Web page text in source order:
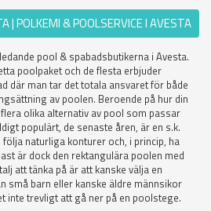
| POLKEMI & POOLSERVICE I AVESTA
pool & spabadsbutikerna i Avesta.
poolpaket och de flesta erbjuder
där man tar det totala ansvaret för både
av poolen. Beroende på hur din
olika alternativ av pool som passar
populärt, de senaste åren, är en s.k.
naturliga konturer och, i princip, ha
är dock den rektangulära poolen med
att tänka på är att kanske välja en
små barn eller kanske äldre männsikor
inte trevligt att gå ner på en poolstege.